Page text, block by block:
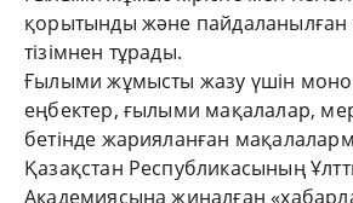
қорытынды және пайдаланылған
тізімнен тұрады.
Ғылыми жұмысты жазу үшін
еңбектер, ғылыми мақалалар,
бетінде жарияланған
Қазақстан Республикасының
Академиясына жиналған